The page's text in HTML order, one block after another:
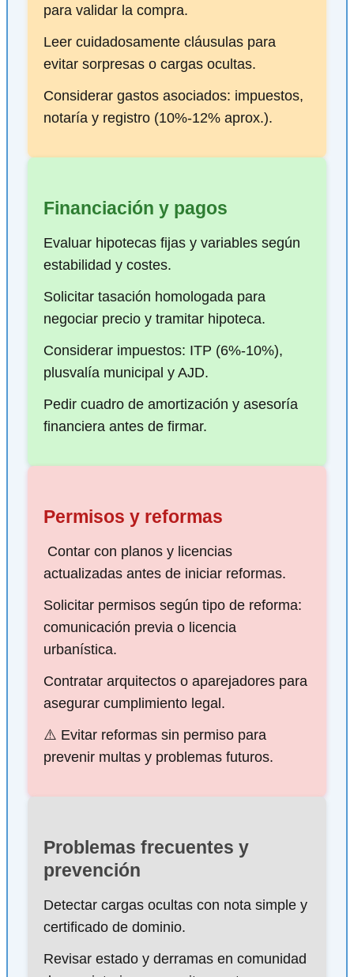
para validar la compra.
Leer cuidadosamente cláusulas para
evitar sorpresas o cargas ocultas.
Considerar gastos asociados: impuestos,
notaría y registro (10%-12% aprox.).
Financiación y pagos
Evaluar hipotecas fijas y variables según
estabilidad y costes.
Solicitar tasación homologada para
negociar precio y tramitar hipoteca.
Considerar impuestos: ITP (6%-10%),
plusvalía municipal y AJD.
Pedir cuadro de amortización y asesoría
financiera antes de firmar.
Permisos y reformas
️ Contar con planos y licencias
actualizadas antes de iniciar reformas.
Solicitar permisos según tipo de reforma:
comunicación previa o licencia
urbanística.
Contratar arquitectos o aparejadores para
asegurar cumplimiento legal.
⚠️ Evitar reformas sin permiso para
prevenir multas y problemas futuros.
Problemas frecuentes y
prevención
Detectar cargas ocultas con nota simple y
certificado de dominio.
Revisar estado y derramas en comunidad